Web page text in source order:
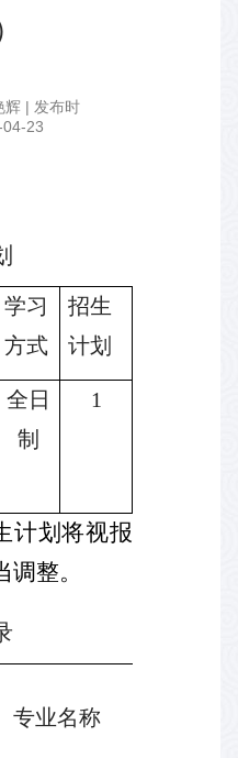
辉 | 发布时
23
学习
方式
招生
计划
全日
制
1
划将视报
整。
专业名称